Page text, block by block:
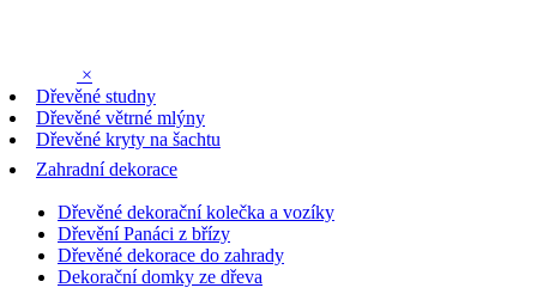
×
Dřevěné studny
Dřevěné větrné mlýny
Dřevěné kryty na šachtu
Zahradní dekorace
Dřevěné dekorační kolečka a vozíky
Dřevění Panáci z břízy
Dřevěné dekorace do zahrady
Dekorační domky ze dřeva